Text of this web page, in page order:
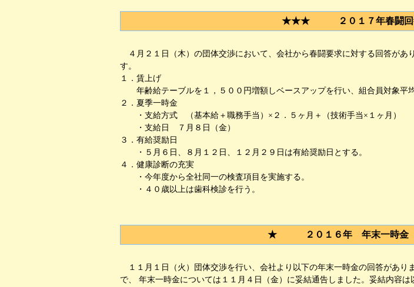
★★★ ２０１７年春
４月２１日（木）の団体交渉において、会社から春闘要求に対する回答があ
す。
１．賃上げ
年齢給テーブルを１，５００円増額しベースアップを行い、組合員対象平
２．夏季一時金
・支給方式 （基本給＋職務手当）×２．５ヶ月＋（技術手当×１ヶ月）
・支給日 ７月８日（金）
３．有給奨励日
・５月６日、８月１２日、１２月２９日は有給奨励日とする。
４．健康診断の充実
・今年度から全社同一の検査項目を実施する。
・４０歳以上は歯科検診を行う。
★ ２０１６年 年末一時
１１月１日（火）団体交渉を行い、会社より以下の年末一時金の回答があり
で、 年末一時金については１１月４日（金）に妥結通告しました。妥結内容は